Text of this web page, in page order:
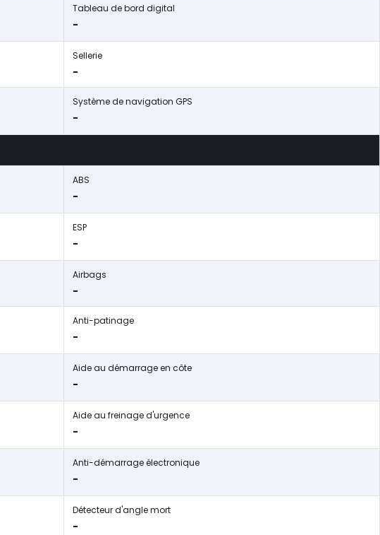
Tableau de bord digital
-
Sellerie
-
Système de navigation GPS
-
ABS
-
ESP
-
Airbags
-
Anti-patinage
-
Aide au démarrage en côte
-
Aide au freinage d'urgence
-
Anti-démarrage électronique
-
Détecteur d'angle mort
-